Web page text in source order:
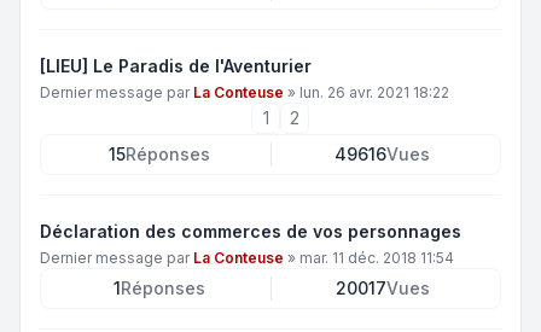
[LIEU] Le Paradis de l'Aventurier
Dernier message par La Conteuse » lun. 26 avr. 2021 18:22
1
2
15Réponses 49616Vues
Déclaration des commerces de vos personnages
Dernier message par La Conteuse » mar. 11 déc. 2018 11:54
1Réponses 20017Vues